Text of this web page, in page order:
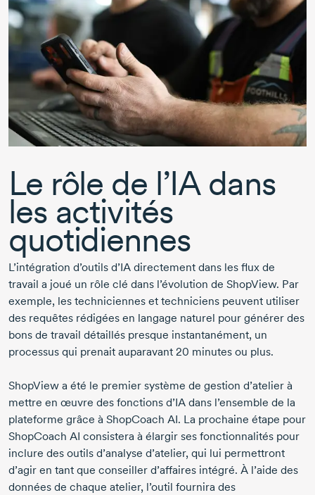
Le rôle de l’IA dans
les activités
quotidiennes
L’intégration d’outils d’IA directement dans les flux de
travail a joué un rôle clé dans l’évolution de ShopView. Par
exemple, les techniciennes et techniciens peuvent utiliser
des requêtes rédigées en langage naturel pour générer des
bons de travail détaillés presque instantanément, un
processus qui prenait auparavant 20 minutes ou plus.
ShopView a été le premier système de gestion d’atelier à
mettre en œuvre des fonctions d’IA dans l’ensemble de la
plateforme grâce à ShopCoach AI. La prochaine étape pour
ShopCoach AI consistera à élargir ses fonctionnalités pour
inclure des outils d’analyse d’atelier, qui lui permettront
d’agir en tant que conseiller d’affaires intégré. À l’aide des
données de chaque atelier, l’outil fournira des